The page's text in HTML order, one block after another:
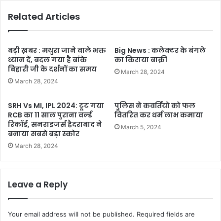
Related Articles
बड़ी ख़बर : मथुरा जाने वाले भक्त
ध्यान दें, बदल गया है बांके
बिहारी जी के दर्शनों का समय
March 28, 2024
Big News : कलेक्टर के बंगले
का किराया बाक़ी
March 28, 2024
SRH Vs MI, IPL 2024: टूट गया
RCB का 11 साल पुराना वर्ल्ड
रिकॉर्ड, सनराइजर्स हैदराबाद ने
बनाया सबसे बड़ा स्कोर
March 28, 2024
पुलिस ने कवर्तियो को फल
वितरित कर धर्म लाभ कमाया
March 5, 2024
Leave a Reply
Your email address will not be published. Required fields are